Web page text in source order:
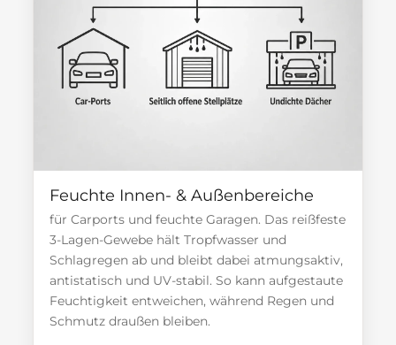
Feuchte Innen- & Außenbereiche
für Carports und feuchte Garagen. Das reißfeste
3-Lagen-Gewebe hält Tropfwasser und
Schlagregen ab und bleibt dabei atmungsaktiv,
antistatisch und UV-stabil. So kann aufgestaute
Feuchtigkeit entweichen, während Regen und
Schmutz draußen bleiben.